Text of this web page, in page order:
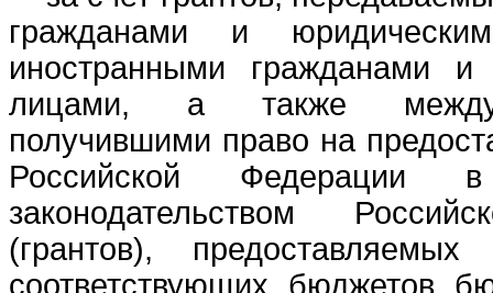
гражданами и
иностранными гражданами и
лицами, а также
получившими право на
Российской Федерации
законодательством
(грантов),
соответствующих бюджетов